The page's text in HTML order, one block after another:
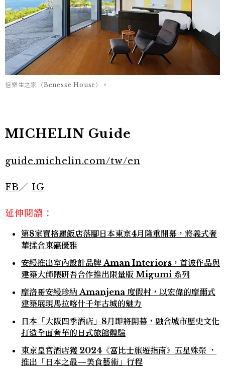
倍樂生之家（Benesse House）。
MICHELIN Guide
guide.michelin.com/tw/en
FB／ IG
延伸閱讀：
第8家寶格麗飯店落腳日本東京4月隆重開幕，將義式奢
華揉合東瀛優雅
安縵推出室內設計品牌 Aman Interiors，首波作品與
建築大師隈研吾合作推出限量版 Migumi 系列
摩洛哥安縵珍納 Amanjena 度假村，以宏偉的摩爾式
建築展現馬拉喀什千年古城的魅力
日本「大阪四季酒店」8月即將開幕，融合城市歷史文化
打造全面奢華的日式旅館體驗
東京皇宮酒店獲 2024《富比士旅遊指南》五星殊榮 ，
推出「日本之最—美食藝術」行程